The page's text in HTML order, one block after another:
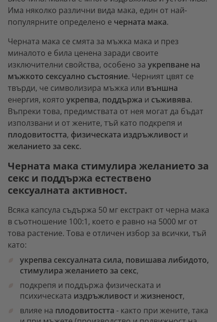
Има няколко различни вида мака, един от най-
популярните определено е черната мака.
Черната мака се смята за мъжка мака и през
миналото е била ценена заради своите
изключителни свойства, особено за укрепване на
мъжкото сексуално състояние. Черният цвят се
твърди, че символизира мъжка или външна
енергия, която укрепва, поддържа и съживява.
Въпреки това, предимствата от нея могат да бъдат
използвани и от жените, тъй като подкрепя и
плодовитостта, физическата издръжливост и
желанието за секс.
Черната мака стимулира желанието за
секс и поддържа естествено
сексуалната активност.
Всяка капсула съдържа 50 мг екстракт от черна мака
в съотношение 100:1, което е равно на 5000 мг от
това растение. Това е отличен избор за всички, тъй
като:
укрепва сексуалната сила, повишава либидото,
стимулира желанието за секс,
подкрепя и поддържа физическата и
психическата издръжливост и жизненост,
влияе на плодовитостта - както при жените, така